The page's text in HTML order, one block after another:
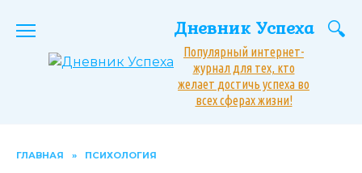
Дневник Успеха
Популярный интернет-
журнал для тех, кто
желает достичь успеха во
всех сферах жизни!
ГЛАВНАЯ » ПСИХОЛОГИЯ